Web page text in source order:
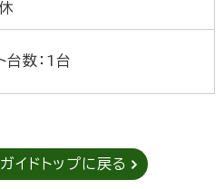
台数：1台
イドトップに戻る